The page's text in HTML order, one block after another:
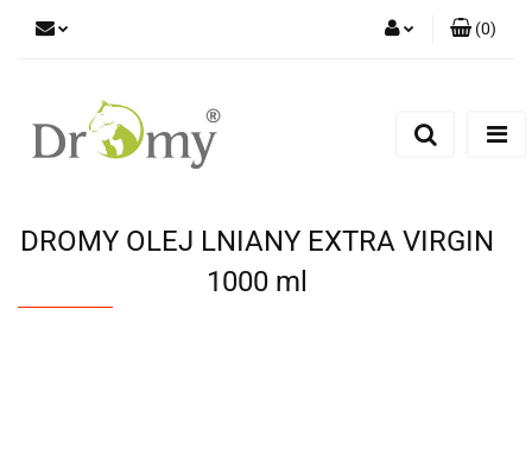
(0)
DROMY OLEJ LNIANY EXTRA VIRGIN
1000 ml